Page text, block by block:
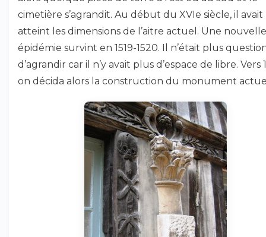
cimetière s’agrandit. Au début du XVIe siècle, il avait
atteint les dimensions de l’aitre actuel. Une nouvelle
épidémie survint en 1519-1520. Il n’était plus
d’agrandir car il n’y avait plus d’espace de libre. Vers
on décida alors la construction du monument